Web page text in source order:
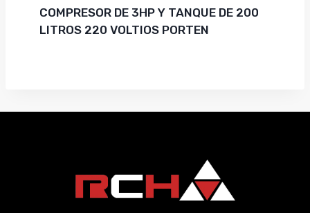
COMPRESOR DE 3HP Y TANQUE DE 200
LITROS 220 VOLTIOS PORTEN